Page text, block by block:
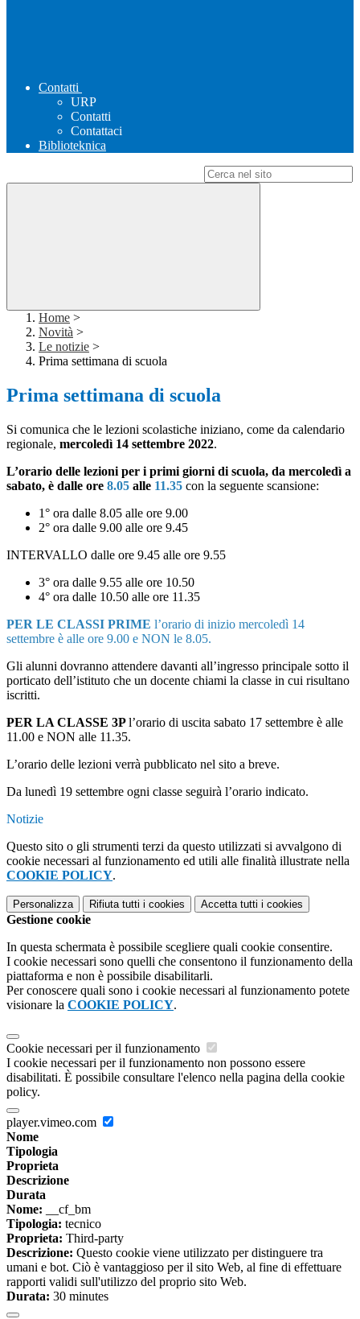
Contatti
URP
Contatti
Contattaci
Biblioteknica
Home >
Novità >
Le notizie >
Prima settimana di scuola
Prima settimana di scuola
Si comunica che le lezioni scolastiche iniziano, come da calendario
regionale, mercoledì 14 settembre 2022.
L’orario delle lezioni per i primi giorni di scuola, da mercoledì a
sabato, è dalle ore 8.05 alle 11.35 con la seguente scansione:
1° ora dalle 8.05 alle ore 9.00
2° ora dalle 9.00 alle ore 9.45
INTERVALLO dalle ore 9.45 alle ore 9.55
3° ora dalle 9.55 alle ore 10.50
4° ora dalle 10.50 alle ore 11.35
PER LE CLASSI PRIME l’orario di inizio mercoledì 14
settembre è alle ore 9.00 e NON le 8.05.
Gli alunni dovranno attendere davanti all’ingresso principale sotto il
porticato dell’istituto che un docente chiami la classe in cui risultano
iscritti.
PER LA CLASSE 3Pl’orario di uscita sabato 17 settembre è alle
11.00 e NON alle 11.35.
L’orario delle lezioni verrà pubblicato nel sito a breve.
Da lunedì 19 settembre ogni classe seguirà l’orario indicato.
Notizie
Questo sito o gli strumenti terzi da questo utilizzati si avvalgono di
cookie necessari al funzionamento ed utili alle finalità illustrate nella
COOKIE POLICY.
Personalizza Rifiuta tutti i cookies Accetta tutti i cookies
Gestione cookie
In questa schermata è possibile scegliere quali cookie consentire.
I cookie necessari sono quelli che consentono il funzionamento della
piattaforma e non è possibile disabilitarli.
Per conoscere quali sono i cookie necessari al funzionamento potete
visionare la COOKIE POLICY.
Cookie necessari per il funzionamento
I cookie necessari per il funzionamento non possono essere
disabilitati. È possibile consultare l'elenco nella pagina della cookie
policy.
player.vimeo.com
Nome
Tipologia
Proprieta
Descrizione
Durata
Nome: __cf_bm
Tipologia: tecnico
Proprieta: Third-party
Descrizione: Questo cookie viene utilizzato per distinguere tra
umani e bot. Ciò è vantaggioso per il sito Web, al fine di effettuare
rapporti validi sull'utilizzo del proprio sito Web.
Durata: 30 minutes